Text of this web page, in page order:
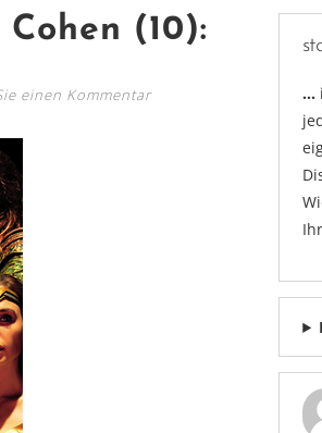
(10):
einen Kommentar …